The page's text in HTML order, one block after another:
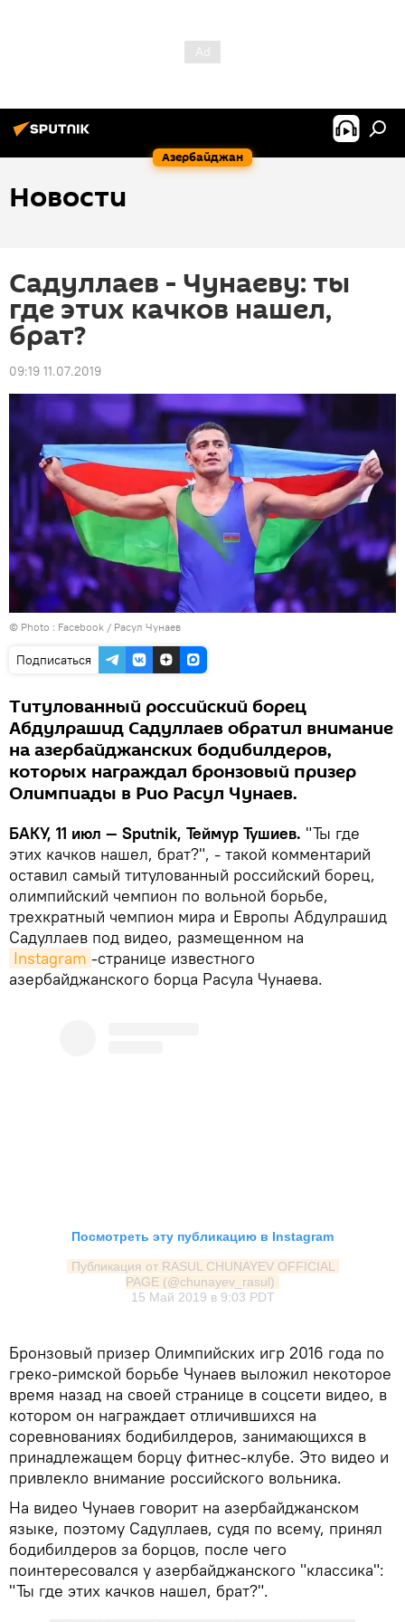
Азербайджан
Новости
Садуллаев - Чунаеву: ты
где этих качков нашел,
брат?
09:19 11.07.2019
© Photo : Facebook / Расул Чунаев
Подписаться
Титулованный российский борец
Абдулрашид Садуллаев обратил внимание
на азербайджанских бодибилдеров,
которых награждал бронзовый призер
Олимпиады в Рио Расул Чунаев.
БАКУ, 11 июл — Sputnik, Теймур Тушиев. "Ты где
этих качков нашел, брат?", - такой комментарий
оставил самый титулованный российский борец,
олимпийский чемпион по вольной борьбе,
трехкратный чемпион мира и Европы Абдулрашид
Садуллаев под видео, размещенном на
Instagram -странице известного
азербайджанского борца Расула Чунаева.
Посмотреть эту публикацию в Instagram
Публикация от RASUL CHUNAYEV OFFICIAL
PAGE (@chunayev_rasul)
15 Май 2019 в 9:03 PDT
Бронзовый призер Олимпийских игр 2016 года по
греко-римской борьбе Чунаев выложил некоторое
время назад на своей странице в соцсети видео, в
котором он награждает отличившихся на
соревнованиях бодибилдеров, занимающихся в
принадлежащем борцу фитнес-клубе. Это видео и
привлекло внимание российского вольника.
На видео Чунаев говорит на азербайджанском
языке, поэтому Садуллаев, судя по всему, принял
бодибилдеров за борцов, после чего
поинтересовался у азербайджанского "классика":
"Ты где этих качков нашел, брат?".